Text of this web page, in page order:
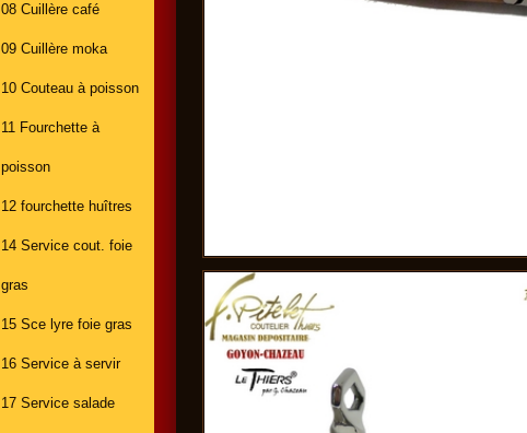
08 Cuillère café
09 Cuillère moka
10 Couteau à poisson
11 Fourchette à
poisson
12 fourchette huîtres
14 Service cout. foie
gras
15 Sce lyre foie gras
16 Service à servir
17 Service salade